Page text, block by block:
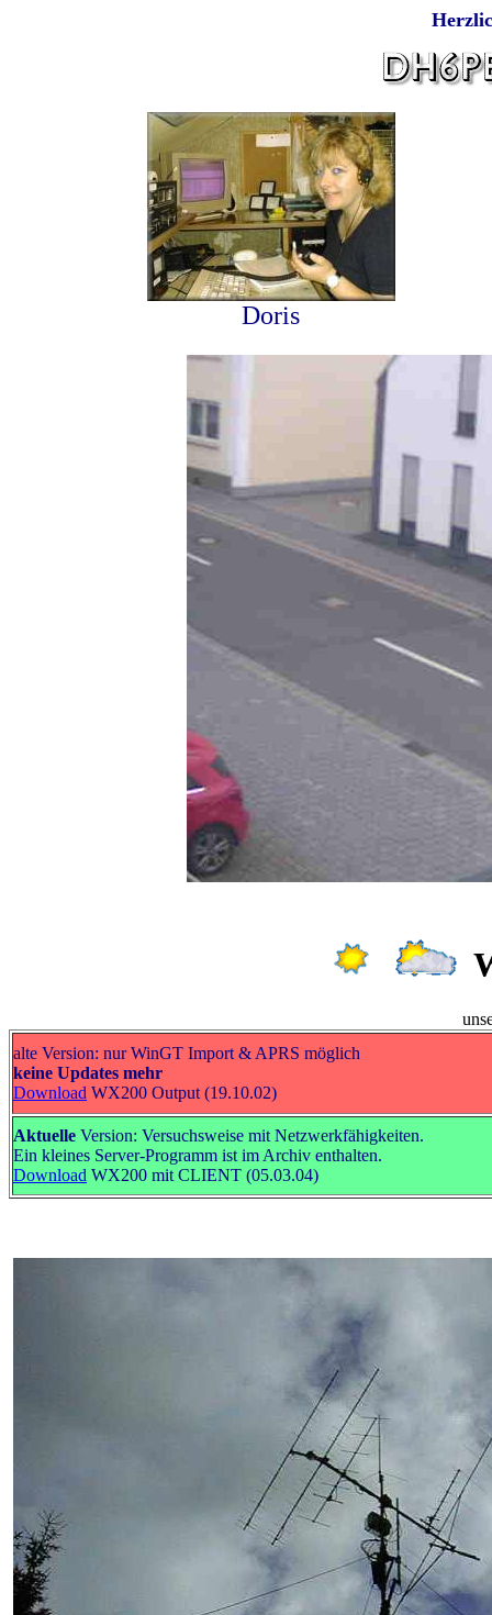
Doris
alte Version: nur WinGT Import & APRS möglich
keine Updates mehr
Download WX200 Output (19.10.02)
Aktuelle Version: Versuchsweise mit Netzwerkfähigkeiten.
Ein kleines Server-Programm ist im Archiv enthalten.
Download WX200 mit CLIENT (05.03.04)